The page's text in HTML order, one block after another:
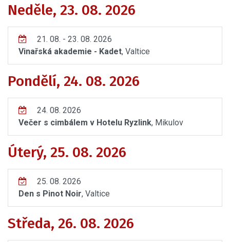
Neděle, 23. 08. 2026
21. 08. - 23. 08. 2026
Vinařská akademie - Kadet, Valtice
Pondělí, 24. 08. 2026
24. 08. 2026
Večer s cimbálem v Hotelu Ryzlink, Mikulov
Úterý, 25. 08. 2026
25. 08. 2026
Den s Pinot Noir, Valtice
Středa, 26. 08. 2026